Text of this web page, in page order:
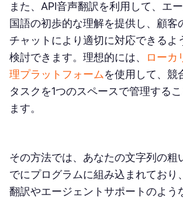
また、API音声翻訳を利用して、エ
国語の初歩的な理解を提供し、顧客
チャットにより適切に対応できるよ
検討できます。理想的には、
ローカ
理プラットフォームを使用して、競
タスクを1つのスペースで管理する
ます。
その方法では、あなたの文字列の粗
でにプログラムに組み込まれており
翻訳やエージェントサポートのよう